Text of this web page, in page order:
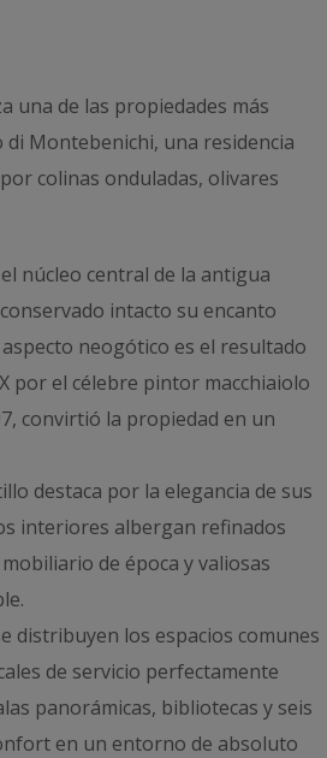
una de las propiedades más
Montebenichi, una residencia
colinas onduladas, olivares
núcleo central de la antigua
intacto su encanto
neogótico es el resultado
por el célebre pintor macchiaiolo
convirtió la propiedad en un
destaca por la elegancia de sus
interiores albergan refinados
de época y valiosas
distribuyen los espacios comunes
de servicio perfectamente
panorámicas, bibliotecas y seis
en un entorno de absoluto